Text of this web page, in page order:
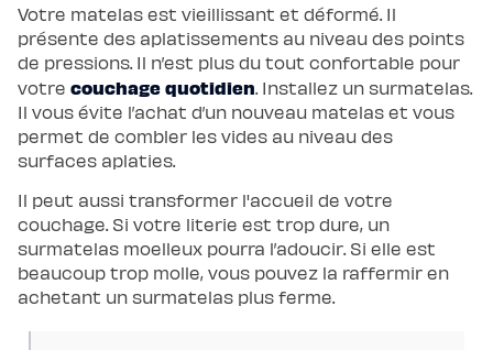
Couette
légère
Couette
légère
Plus
Couette
chaude
Protections
Protège
matelas
imperméable
matelas
molleton
Protège
oreiller
Linges
de
lit
Parures
de
Votre matelas est vieillissant et déformé. Il
présente des aplatissements au niveau des points
de pressions. Il n’est plus du tout confortable pour
votre couchage quotidien . Installez un surmatelas.
Il vous évite l’achat d’un nouveau matelas et vous
permet de combler les vides au niveau des
surfaces aplaties.
Il peut aussi transformer l'accueil de votre
couchage. Si votre literie est trop dure, un
surmatelas moelleux pourra l’adoucir. Si elle est
beaucoup trop molle, vous pouvez la raffermir en
achetant un surmatelas plus ferme.